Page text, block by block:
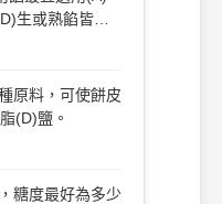
生或熟餡皆
原料，可使餅皮
(D)鹽。
糖度最好為多少